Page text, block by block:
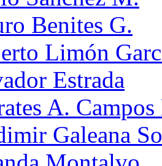
Benites G.
Limón
Estrada
A.
Galeana